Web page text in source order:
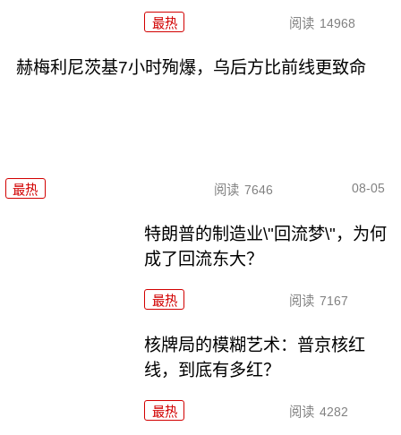
最热 阅读 14968
赫梅利尼茨基7小时殉爆，乌后方比前线更致命
最热 阅读 7646 08-05
特朗普的制造业\"回流梦\"，为何
成了回流东大？
最热 阅读 7167
核牌局的模糊艺术：普京核红
线，到底有多红？
最热 阅读 4282